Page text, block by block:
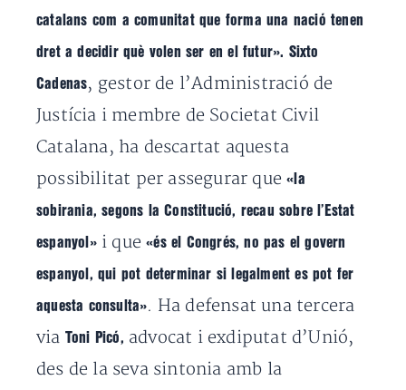
catalans com a comunitat que forma una nació tenen
dret a decidir què volen ser en el futur». Sixto
Cadenas, gestor de l’Administració de
Justícia i membre de Societat Civil
Catalana, ha descartat aquesta
possibilitat per assegurar que «la
sobirania, segons la Constitució, recau sobre l’Estat
espanyol»i que«és el Congrés, no pas el govern
espanyol, qui pot determinar si legalment es pot fer
aquesta consulta». Ha defensat una tercera
via Toni Picó, advocat i exdiputat d’Unió,
des de la seva sintonia amb la